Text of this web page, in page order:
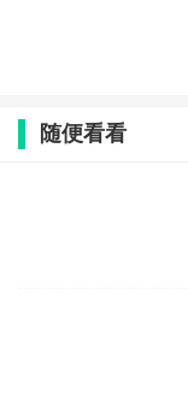
随便看看